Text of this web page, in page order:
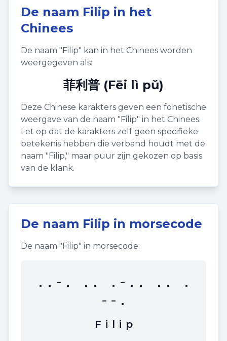
De naam Filip in het
Chinees
De naam "Filip" kan in het Chinees worden
weergegeven als:
菲利普 (Fēi lì pǔ)
Deze Chinese karakters geven een fonetische
weergave van de naam "Filip" in het Chinees.
Let op dat de karakters zelf geen specifieke
betekenis hebben die verband houdt met de
naam "Filip," maar puur zijn gekozen op basis
van de klank.
De naam Filip in morsecode
De naam "Filip" in morsecode:
..-. .. .-.. .. .
--.
F i l i p